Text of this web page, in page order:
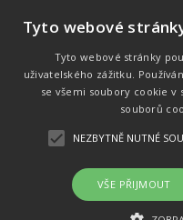
Pro měření,
používáme
online
obrazovky
webových
Zabýváme se časomírou,
akcích a také
Tyto webové
Tyto webové stránky
uživatelského zážitku.
se všemi soubory cookie v
souborů
NEZBYTNĚ NUTNÉ
VŠE PŘIJMOUT